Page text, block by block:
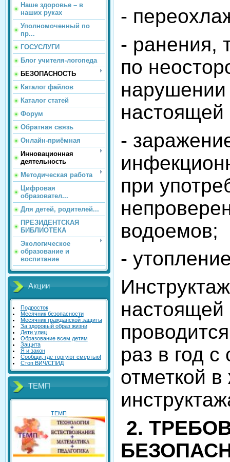
Наше здоровье – в
наших руках
Уполномоченный по
пр...
ГОСУСЛУГИ
Блог учителя-логопеда
БЕЗОПАСНОСТЬ
Каталог файлов
Каталог статей
Форум
Обратная связь
Онлайн-приёмная
Инновационная
деятельность
Методическая работа
Цифровая
образовател...
Для детей, родителей...
ПРЕЗИДЕНТСКАЯ
БИБЛИОТЕКА
Экологическое
образование и
воспитание
Акции
Подросток
Месячник безопасности
Месячник гражданской защиты
За здоровый образ жизни
Дети улиц
Образование всем детям
Защита
Я и закон
Сообщи, где торгуют смертью!
Стоп ВИЧ/СПИД
ТЕМП
ТЕМП
-
- ранения,
по
нарушении
настоящей
-
при
водоемов;
-
настоящей
раз в год
отметкой
2.